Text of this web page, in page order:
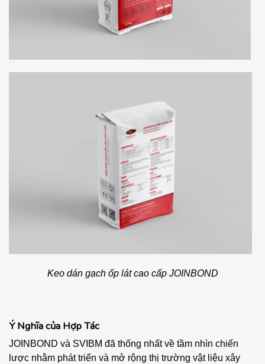
Keo dán gạch ốp lát cao cấp JOINBOND
Ý Nghĩa của Hợp Tác
JOINBOND và SVIBM đã thống nhất về tầm nhìn chiến
lược nhằm phát triển và mở rộng thị trường vật liệu xây